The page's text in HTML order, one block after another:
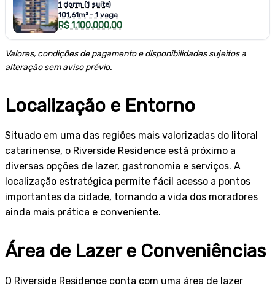
1 dorm (1 suíte)
101,61m² - 1 vaga
R$ 1.100.000,00
Valores, condições de pagamento e disponibilidades sujeitos a
alteração sem aviso prévio.
Localização e Entorno
Situado em uma das regiões mais valorizadas do litoral
catarinense, o Riverside Residence está próximo a
diversas opções de lazer, gastronomia e serviços. A
localização estratégica permite fácil acesso a pontos
importantes da cidade, tornando a vida dos moradores
ainda mais prática e conveniente.
Área de Lazer e Conveniências
O Riverside Residence conta com uma área de lazer